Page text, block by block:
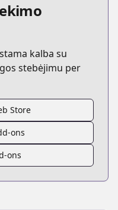
kalba su
stebėjimu per
Store
ons
ons